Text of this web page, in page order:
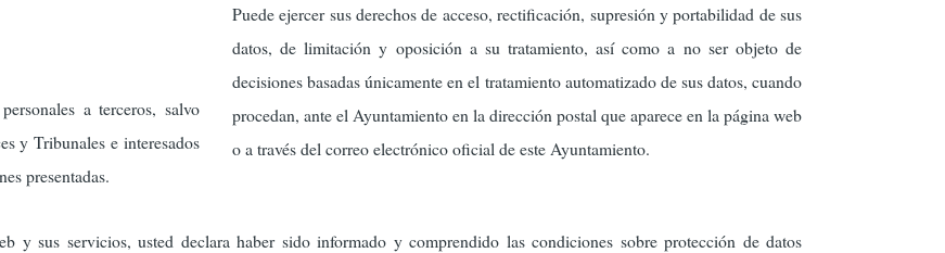
a terceros, salvo
y Tribunales e interesados
presentadas.
Puede ejercer sus derechos de acceso, rectificación, supresión y portabilidad de sus
datos, de limitación y oposición a su tratamiento, así como a no ser objeto de
decisiones basadas únicamente en el tratamiento automatizado de sus datos, cuando
procedan, ante el Ayuntamiento en la dirección postal que aparece en la página web
o a través del correo electrónico oficial de este Ayuntamiento.
y sus servicios, usted declara haber sido informado y comprendido las condiciones sobre protección de datos